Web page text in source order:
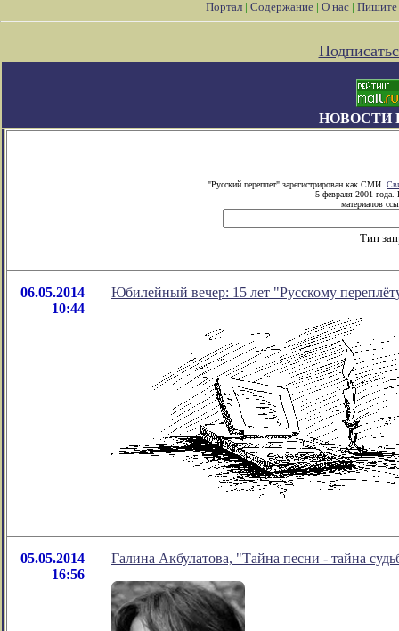
Портал| Содержание| О нас| Пишите
НОВОСТИ
"Русский переплет" зарегистрирован как СМИ.
5 февраля 2001 года.
материалов
Тип
06.05.2014
10:44
Юбилейный вечер: 15 лет "Русскому
05.05.2014
16:56
Галина Акбулатова, "Тайна песни - тайна